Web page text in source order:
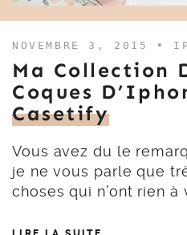
NOVEMBRE 3, 2015 •
Ma Collection
Coques
Casetify
Vous avez du le
je ne vous parle que
choses qui n’ont rien à